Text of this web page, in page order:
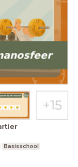
Basisschool